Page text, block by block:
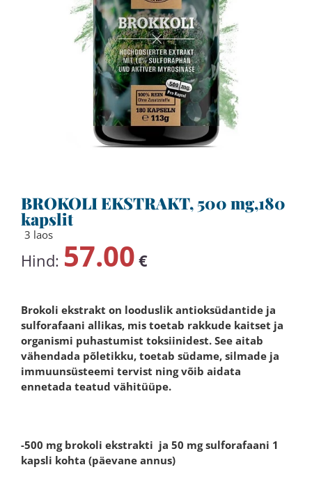
BROKOLI EKSTRAKT, 500 mg,180
kapslit
3 laos
Hind: 57.00 €
Brokoli ekstrakt on looduslik antioksüdantide ja
sulforafaani allikas, mis toetab rakkude kaitset ja
organismi puhastumist toksiinidest. See aitab
vähendada põletikku, toetab südame, silmade ja
immuunsüsteemi tervist ning võib aidata
ennetada teatud vähitüüpe.
-500 mg brokoli ekstrakti ja 50 mg sulforafaani 1
kapsli kohta (päevane annus)